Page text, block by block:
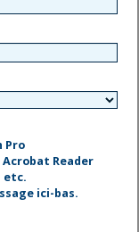
Pro
Reader
etc.
ici-bas.